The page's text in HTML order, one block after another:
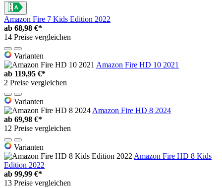
Amazon Fire 7 Kids Edition 2022
ab 68,98 €*
14 Preise vergleichen
Varianten
Amazon Fire HD 10 2021
ab 119,95 €*
2 Preise vergleichen
Varianten
Amazon Fire HD 8 2024
ab 69,98 €*
12 Preise vergleichen
Varianten
Amazon Fire HD 8 Kids
Edition 2022
ab 99,99 €*
13 Preise vergleichen